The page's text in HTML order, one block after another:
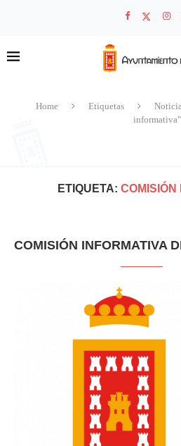
Home Etiquetas
informativa"
ETIQUETA: COMISIÓN
COMISIÓN INFORMATIVA